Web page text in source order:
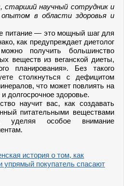
научный сотрудник и
в области здоровья и
питание — это мощный шаг для
как предупреждает диетолог
получить большинство
веществ из веганской диеты,
планирования». Без такого
столкнуться с дефицитом
что может повлиять на
долгосрочное здоровье.
научит вас, как создавать
питательными веществами
уделяя особое внимание
история о том, как
упрямый покупатель спасают